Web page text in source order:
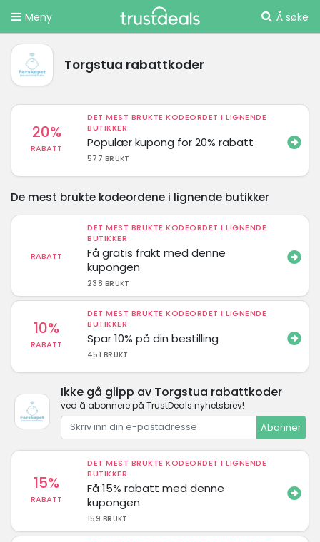
Meny Å søke
Torgstua rabattkoder
20%
RABATT
DET MEST BRUKTE KODEORDET I LIGNENDE
BUTIKKER
Populær kupong for 20% rabatt
577 BRUKT
De mest brukte kodeordene i lignende butikker
RABATT
DET MEST BRUKTE KODEORDET I LIGNENDE
BUTIKKER
Få gratis frakt med denne
kupongen
238 BRUKT
10%
RABATT
DET MEST BRUKTE KODEORDET I LIGNENDE
BUTIKKER
Spar 10% på din bestilling
451 BRUKT
Ikke gå glipp av Torgstua rabattkoder
ved å abonnere på TrustDeals nyhetsbrev!
Abonner
15%
RABATT
DET MEST BRUKTE KODEORDET I LIGNENDE
BUTIKKER
Få 15% rabatt med denne
kupongen
159 BRUKT